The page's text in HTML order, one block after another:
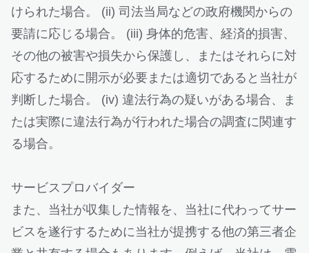
けられた場合。 (ii) 司法当局などの政府機関からの
要請に応じる場合。 (iii) 身体的危害、経済的損害、
その他の被害や損失から保護し、またはそれらに対
応するために開示が必要または適切であると当社が
判断した場合。 (iv) 違法行為の疑いがある場合、ま
たは実際に違法行為が行われた場合の調査に関連す
る場合。
サービスプロバイダー
また、当社が収集した情報を、当社に代わってサー
ビスを遂行するために当社が提携する他の第三者企